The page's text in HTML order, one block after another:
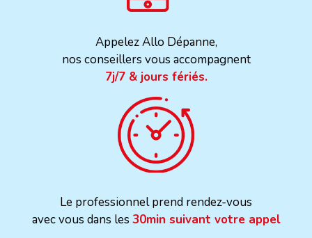
Appelez Allo Dépanne,
nos conseillers vous accompagnent
7j/7 & jours fériés.
Le professionnel prend rendez-vous
avec vous dans les 30min suivant votre appel